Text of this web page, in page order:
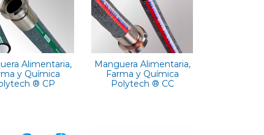
Alimentaria,
y Química
® CP
Manguera Alimentaria,
Farma y Química
Polytech ® CC